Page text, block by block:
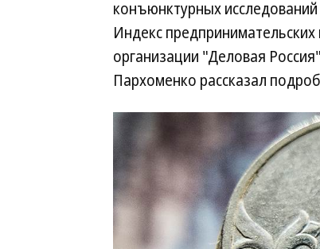
конъюнктурных
Индекс
организации "Деловая
Пархоменко рассказал